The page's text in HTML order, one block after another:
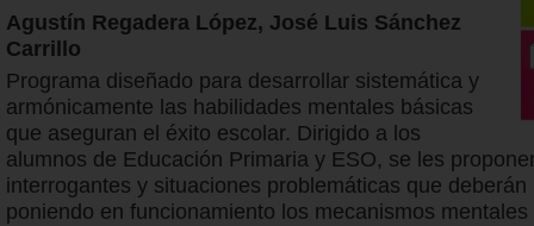
Agustín Regadera López, José Luis Sánchez
Carrillo
Programa diseñado para desarrollar sistemática y
armónicamente las habilidades mentales básicas
que aseguran el éxito escolar. Dirigido a los
alumnos de Educación Primaria y ESO, se les
interrogantes y situaciones problemáticas que deberán
poniendo en funcionamiento los mecanismos